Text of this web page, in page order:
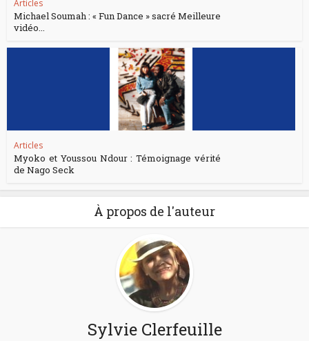
Articles
Michael Soumah : « Fun Dance » sacré Meilleure
vidéo...
Articles
Myoko et Youssou Ndour : Témoignage vérité
de Nago Seck
À propos de l'auteur
Sylvie Clerfeuille